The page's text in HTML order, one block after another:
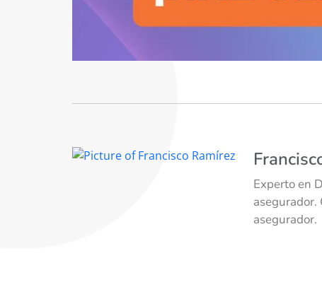
Experto en
asegurador.
asegurador.